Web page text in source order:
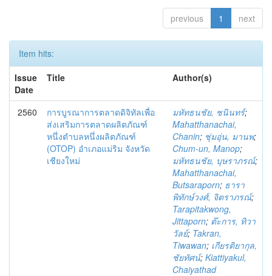
previous 1 next
Item hits:
Issue
Date
Title Author(s)
2560
การบูรณาการตลาดดิจิทัลเพื่อ
ส่งเสริมการตลาดผลิตภัณฑ์
หนึ่งตำบลหนึ่งผลิตภัณฑ์
(OTOP) อำเภอแม่ริม จังหวัด
เชียงใหม่
มหัทธนชัย, ชนินทร์;
Mahatthanachai,
Chanin; ชุ่มอุ่น, มานพ;
Chum-un, Manop;
มหัทธนชัย, บุษราภรณ์;
Mahatthanachai,
Butsaraporn; ธารา
พิทักษ์วงศ์, จิตราภรณ์;
Tarapitakwong,
Jittaporn; ต๊ะการ, ทิวา
วัลย์; Takran,
Tiwawan; เกียรติยากุล,
ชัยทัศน์; Kiattiyakul,
Chaiyathad